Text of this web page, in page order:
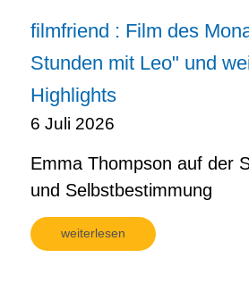
filmfriend : Film des
Stunden mit Leo" und
Highlights
6 Juli 2026
Emma Thompson auf der
und Selbstbestimmung
weiterlesen